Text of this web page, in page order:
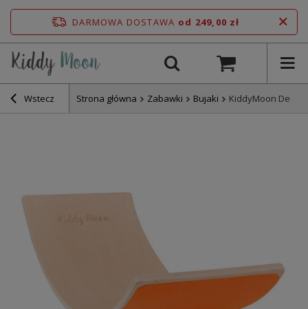
DARMOWA DOSTAWA od 249,00 zł
Wstecz Strona główna Zabawki Bujaki KiddyMoon